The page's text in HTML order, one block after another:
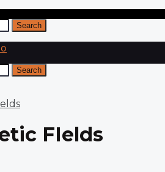
Search
Search
FIelds